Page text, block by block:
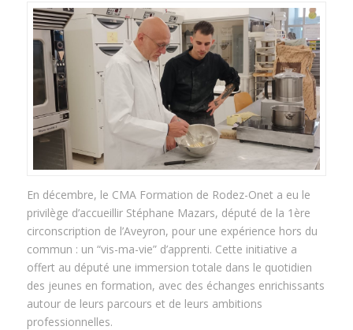
En décembre, le CMA Formation de Rodez-Onet a eu le
privilège d’accueillir Stéphane Mazars, député de la 1ère
circonscription de l’Aveyron, pour une expérience hors du
commun : un “vis-ma-vie” d’apprenti. Cette initiative a
offert au député une immersion totale dans le quotidien
des jeunes en formation, avec des échanges enrichissants
autour de leurs parcours et de leurs ambitions
professionnelles.